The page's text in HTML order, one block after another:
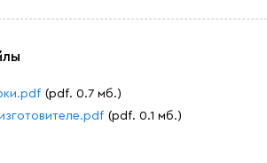
(pdf. 0.7 мб.)
(pdf. 0.1 мб.)